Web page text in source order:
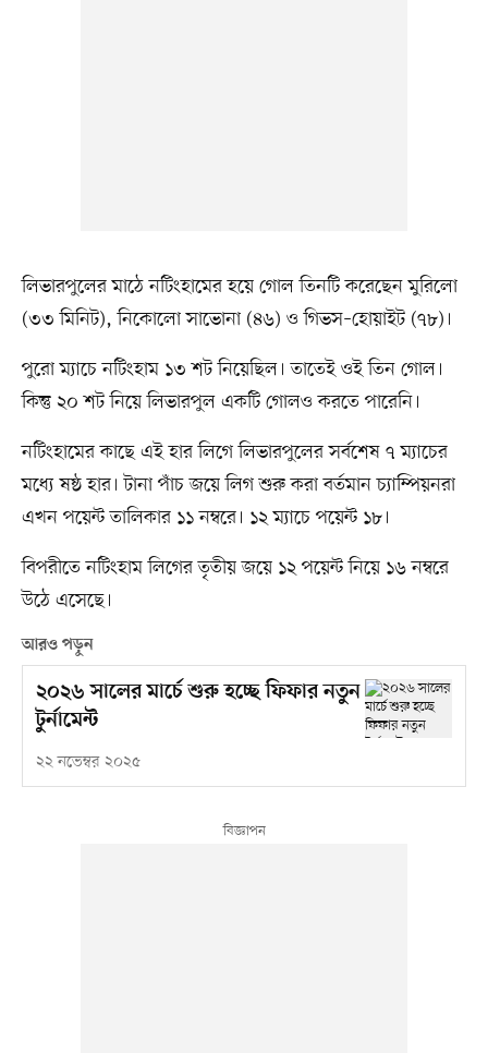
লিভারপুলের মাঠে নটিংহামের হয়ে গোল তিনটি করেছেন মুরিলো
(৩৩ মিনিট), নিকোলো সাভোনা (৪৬) ও গিভস–হোয়াইট (৭৮)।
পুরো ম্যাচে নটিংহাম ১৩ শট নিয়েছিল। তাতেই ওই তিন গোল।
কিন্তু ২০ শট নিয়ে লিভারপুল একটি গোলও করতে পারেনি।
নটিংহামের কাছে এই হার লিগে লিভারপুলের সর্বশেষ ৭ ম্যাচের
মধ্যে ষষ্ঠ হার। টানা পাঁচ জয়ে লিগ শুরু করা বর্তমান চ্যাম্পিয়নরা
এখন পয়েন্ট তালিকার ১১ নম্বরে। ১২ ম্যাচে পয়েন্ট ১৮।
বিপরীতে নটিংহাম লিগের তৃতীয় জয়ে ১২ পয়েন্ট নিয়ে ১৬ নম্বরে
উঠে এসেছে।
আরও পড়ুন
২০২৬ সালের মার্চে শুরু হচ্ছে ফিফার নতুন
টুর্নামেন্ট
২২ নভেম্বর ২০২৫